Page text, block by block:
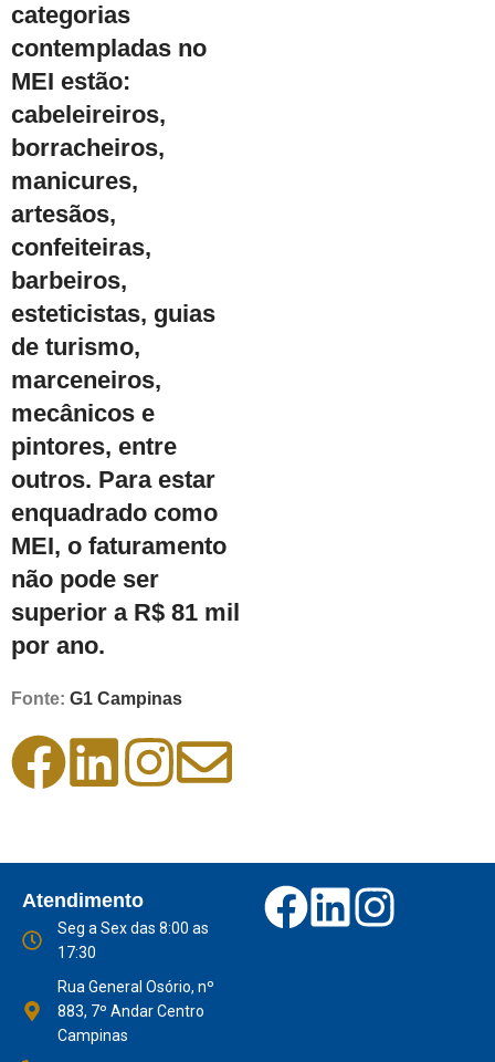
categorias
contempladas no
MEI estão:
cabeleireiros,
borracheiros,
manicures,
artesãos,
confeiteiras,
barbeiros,
esteticistas, guias
de turismo,
marceneiros,
mecânicos e
pintores, entre
outros. Para estar
enquadrado como
MEI, o faturamento
não pode ser
superior a R$ 81 mil
por ano.
Fonte: G1 Campinas
Atendimento
Seg a Sex das 8:00 as
17:30
Rua General Osório, nº
883, 7º Andar Centro
Campinas